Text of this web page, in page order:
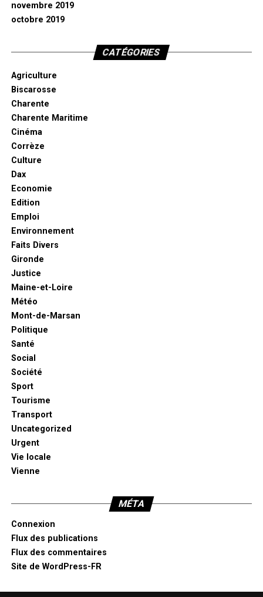
novembre 2019
octobre 2019
CATÉGORIES
Agriculture
Biscarosse
Charente
Charente Maritime
Cinéma
Corrèze
Culture
Dax
Economie
Edition
Emploi
Environnement
Faits Divers
Gironde
Justice
Maine-et-Loire
Météo
Mont-de-Marsan
Politique
Santé
Social
Société
Sport
Tourisme
Transport
Uncategorized
Urgent
Vie locale
Vienne
MÉTA
Connexion
Flux des publications
Flux des commentaires
Site de WordPress-FR